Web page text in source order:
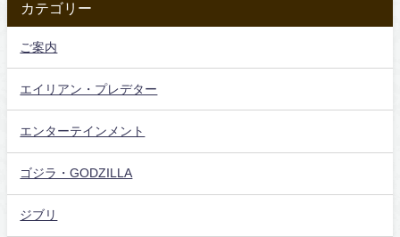
カテゴリー
ご案内
エイリアン・プレデター
エンターテインメント
ゴジラ・GODZILLA
ジブリ